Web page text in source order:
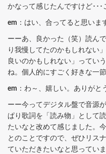
かなって感じたんですけど･･･
em ：はい、合ってると思いま
ーーあ、良かった（笑）読ん
り我慢してたのかもしれない
良いのかもしれない」ってい
ね。個人的にすごく好きな一節
em ：わ～、嬉しい。ありがと
ーー今ってデジタル盤で音源
ぱり歌詞を「読み物」として
たいなと改めて感じました。
とのことですので、ぜひリス
ていただきたいなと思っていま